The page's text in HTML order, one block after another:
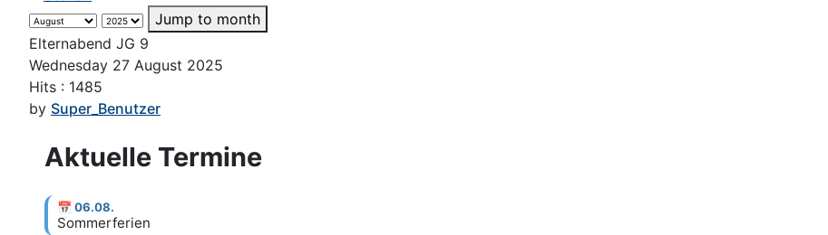
Jump to month
Elternabend JG 9
Wednesday 27 August 2025
Hits : 1485
by Super_Benutzer
Aktuelle Termine
📅 06.08.
Sommerferien